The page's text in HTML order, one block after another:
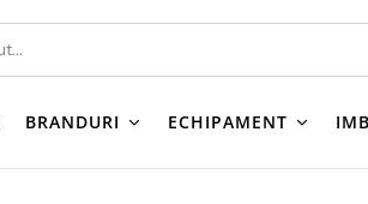
BRANDURI ECHIPAMENT